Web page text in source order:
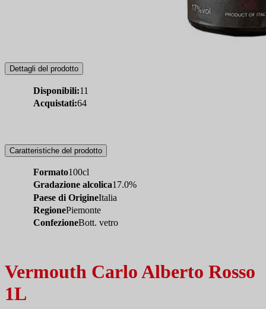
Dettagli del prodotto
Disponibili:11
Acquistati:64
Caratteristiche del prodotto
Formato100cl
Gradazione alcolica17.0%
Paese di OrigineItalia
RegionePiemonte
ConfezioneBott. vetro
Vermouth Carlo Alberto Rosso
1L